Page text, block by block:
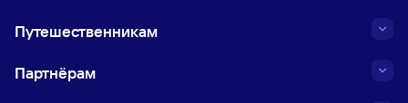
Путешественникам
Партнёрам